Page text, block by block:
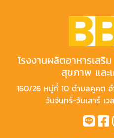
โรงงานผลิตอาหารเสริ
สุขภาพ และ
160/26 หมู่ที่ 10 ตำบลคูคต อ
วันจันทร์-วันเสาร์ เ